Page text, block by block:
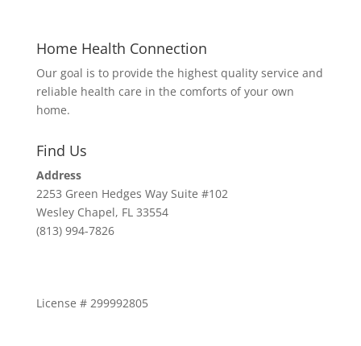
Home Health Connection
Our goal is to provide the highest quality service and
reliable health care in the comforts of your own
home.
Find Us
Address
2253 Green Hedges Way Suite #102
Wesley Chapel, FL 33554
(813) 994-7826
License # 299992805